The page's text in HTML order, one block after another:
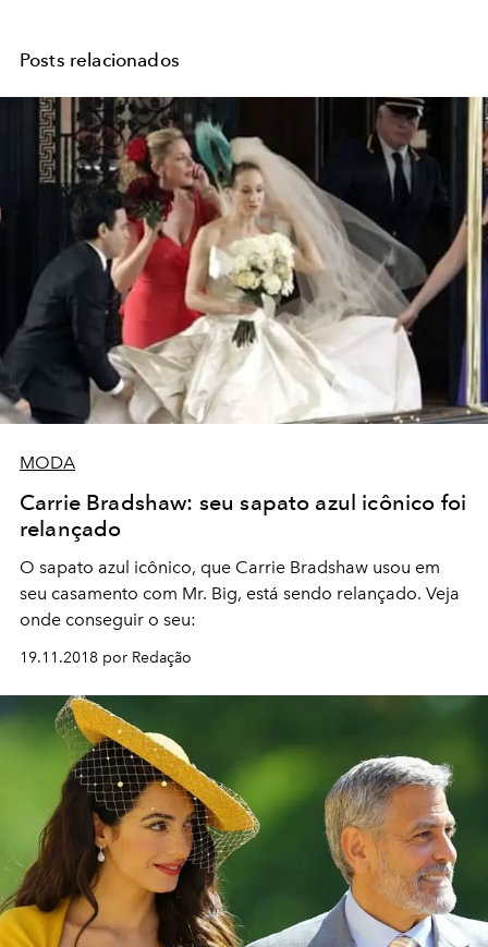
Posts relacionados
MODA
Carrie Bradshaw: seu sapato azul icônico foi
relançado
O sapato azul icônico, que Carrie Bradshaw usou em
seu casamento com Mr. Big, está sendo relançado. Veja
onde conseguir o seu:
19.11.2018 por Redação